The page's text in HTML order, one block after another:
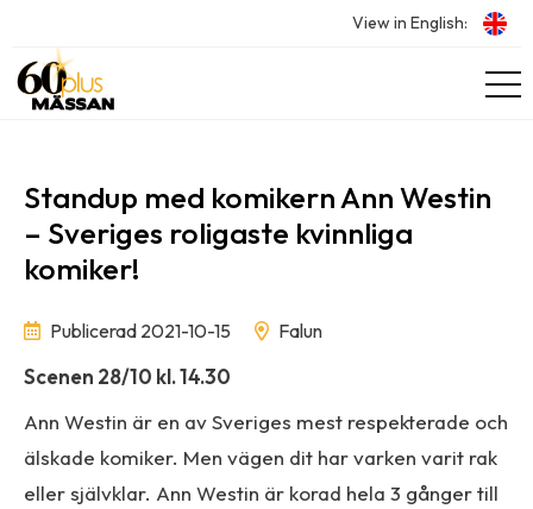
View in English:
Standup med komikern Ann Westin
– Sveriges roligaste kvinnliga
komiker!
Publicerad 2021-10-15 Falun
Scenen 28/10 kl. 14.30
Ann Westin är en av Sveriges mest respekterade och
älskade komiker. Men vägen dit har varken varit rak
eller självklar. Ann Westin är korad hela 3 gånger till